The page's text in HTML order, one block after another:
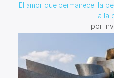
El amor que permanece: la
a la
por